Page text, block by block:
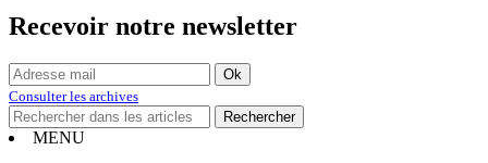
Recevoir notre newsletter
Consulter les archives
MENU